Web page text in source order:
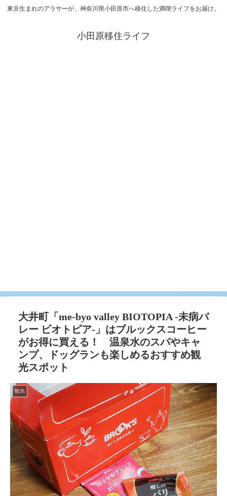
東京生まれのアラサーが、神奈川県小田原市へ移住した満喫ライフをお届け。
小田原移住ライフ
大井町「me-byo valley BIOTOPIA -未病バ
レー ビオトピア-」はブルックスコーヒー
がお得に買える！ 温泉水のスパやキャ
ンプ、ドッグランも楽しめるおすすめ観
光スポット
観光